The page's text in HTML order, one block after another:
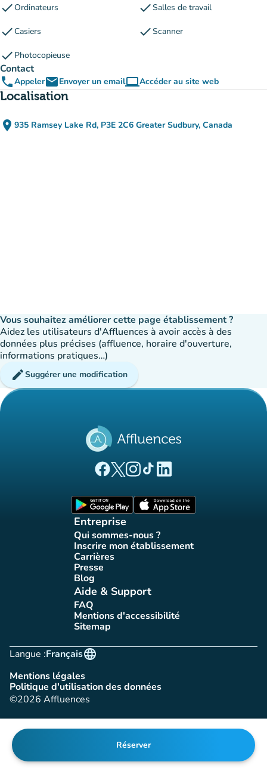
checkOrdinateurs checkSalles de travail
checkCasiers checkScanner
check Photocopieuse
Contact
phoneAppeleremailEnvoyer un emailcomputerAccéder au site web
(nouvel onglet)
Localisation
place 935 Ramsey Lake Rd, P3E 2C6 Greater Sudbury, Canada
(ouvrir dans Google Maps)
(nouvel onglet)
Vous souhaitez améliorer cette page établissement ?
Aidez les utilisateurs d'Affluences à avoir accès à des
données plus précises (affluence, horaire d'ouverture,
informations pratiques…)
editSuggérer une modification
Réserver
(nouvel onglet)
(nouvel onglet)
(nouvel onglet)
(nouvel onglet)
(nouvel onglet)
Entreprise
Qui sommes-nous ?
(nouvel onglet)
Inscrire mon établissement
(nouvel onglet)
Carrières(nouvel onglet)
Presse(nouvel onglet)
Blog(nouvel onglet)
Aide & Support
FAQ(nouvel onglet)
Mentions d'accessibilité
(nouvel onglet)
Sitemap(nouvel onglet)
Langue :
language
Français
Mentions légales
(nouvel onglet)
Politique d'utilisation des données
(nouvel onglet)
©2026 Affluences